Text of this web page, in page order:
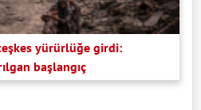
yürürlüğe girdi:
başlangıç